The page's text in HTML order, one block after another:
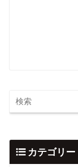
カテゴリー